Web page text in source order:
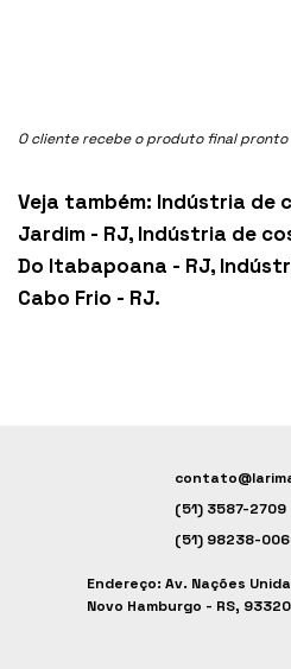
O cliente recebe o produto final pronto
Veja também: Indústria de
Jardim - RJ, Indústria de
Do Itabapoana - RJ,
Cabo Frio - RJ.
(51) 3587-2709
(51) 98238-
Endereço: Av. Nações
Novo Hamburgo - RS,